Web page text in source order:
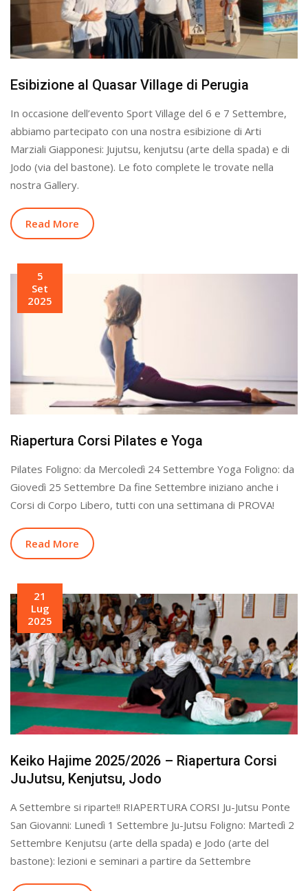
Esibizione al Quasar Village di Perugia
In occasione dell’evento Sport Village del 6 e 7 Settembre,
abbiamo partecipato con una nostra esibizione di Arti
Marziali Giapponesi: Jujutsu, kenjutsu (arte della spada) e di
Jodo (via del bastone). Le foto complete le trovate nella
nostra Gallery.
Read More
5
Set
2025
Riapertura Corsi Pilates e Yoga
Pilates Foligno: da Mercoledì 24 Settembre Yoga Foligno: da
Giovedì 25 Settembre Da fine Settembre iniziano anche i
Corsi di Corpo Libero, tutti con una settimana di PROVA!
Read More
21
Lug
2025
Keiko Hajime 2025/2026 – Riapertura Corsi
JuJutsu, Kenjutsu, Jodo
A Settembre si riparte!! RIAPERTURA CORSI Ju-Jutsu Ponte
San Giovanni: Lunedì 1 Settembre Ju-Jutsu Foligno: Martedì 2
Settembre Kenjutsu (arte della spada) e Jodo (arte del
bastone): lezioni e seminari a partire da Settembre